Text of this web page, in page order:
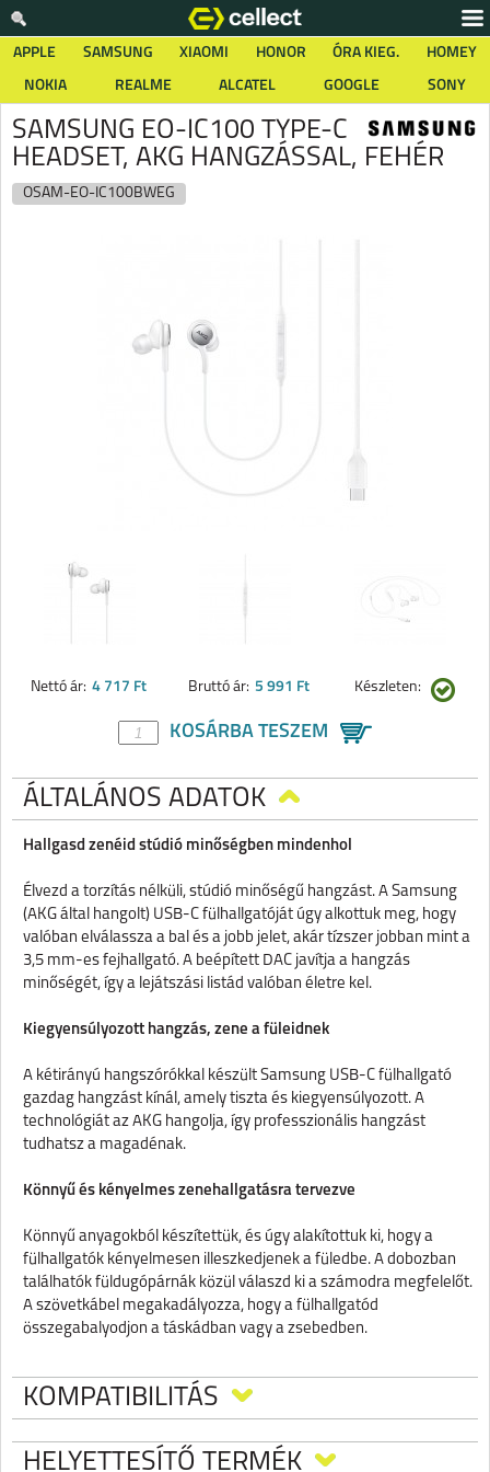
APPLE SAMSUNG XIAOMI HONOR ÓRA KIEG.
HOMEY
NOKIA
REALME ALCATEL GOOGLE SONY
SAMSUNG EO-IC100 TYPE-C
HEADSET, AKG HANGZÁSSAL, FEHÉR
OSAM-EO-IC100BWEG
Nettó ár: 4 717 Ft Bruttó ár: 5 991 Ft Készleten:
KOSÁRBA TESZEM
ÁLTALÁNOS ADATOK
Hallgasd zenéid stúdió minőségben mindenhol
Élvezd a torzítás nélküli, stúdió minőségű hangzást. A Samsung
(AKG által hangolt) USB-C fülhallgatóját úgy alkottuk meg, hogy
valóban elválassza a bal és a jobb jelet, akár tízszer jobban mint a
3,5 mm-es fejhallgató. A beépített DAC javítja a hangzás
minőségét, így a lejátszási listád valóban életre kel.
Kiegyensúlyozott hangzás, zene a füleidnek
A kétirányú hangszórókkal készült Samsung USB-C fülhallgató
gazdag hangzást kínál, amely tiszta és kiegyensúlyozott. A
technológiát az AKG hangolja, így professzionális hangzást
tudhatsz a magadénak.
Könnyű és kényelmes zenehallgatásra tervezve
Könnyű anyagokból készítettük, és úgy alakítottuk ki, hogy a
fülhallgatók kényelmesen illeszkedjenek a füledbe. A dobozban
találhatók füldugópárnák közül válaszd ki a számodra megfelelőt.
A szövetkábel megakadályozza, hogy a fülhallgatód
összegabalyodjon a táskádban vagy a zsebedben.
KOMPATIBILITÁS
HELYETTESÍTŐ TERMÉK